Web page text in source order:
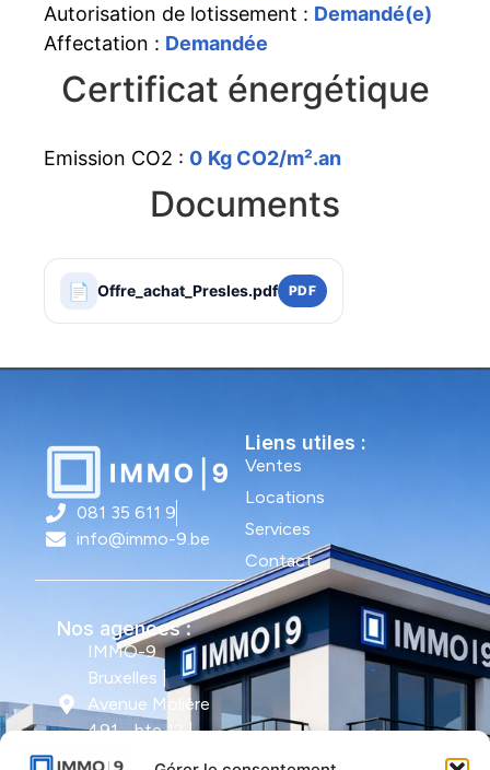
Autorisation de lotissement : Demandé(e)
Affectation : Demandée
Certificat énergétique
Emission CO2 : 0 Kg CO2/m².an
Documents
📄 Offre_achat_Presles.pdf PDF
081 35 611 9
info@immo-9.be
Nos agences :
IMMO-9
Bruxelles |
Avenue Molière
491 - bte 12 |
1050 Ixelles
Liens utiles :
Ventes
Locations
Services
Contact